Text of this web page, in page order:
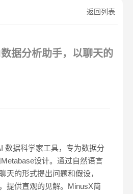
返回列表
据分析助手，以聊天的
数据科学家工具，专为数据分
设计。通过自然语言
天的形式提出问题和假设，
提供直观的见解。MinusX简